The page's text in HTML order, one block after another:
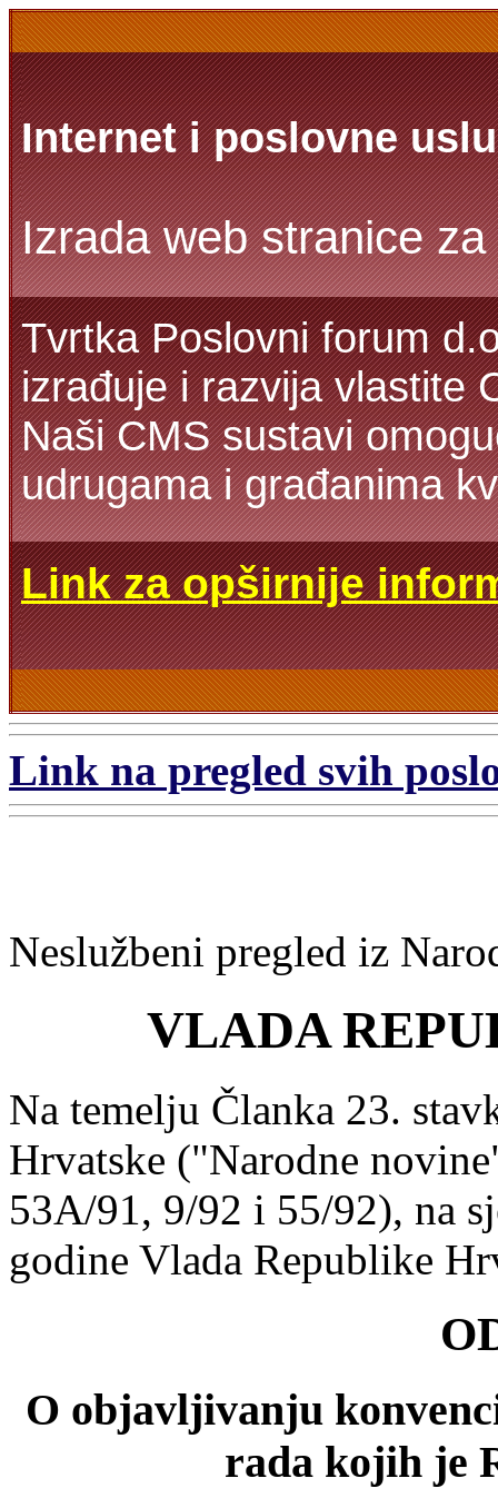
Internet i poslovne
Izrada web stranice
Tvrtka Poslovni forum
izrađuje i razvija vlastite
Naši CMS sustavi
udrugama i građanima
Link za opširnije
Link na pregled svih
Neslužbeni pregled iz
VLADA
Na temelju Članka 23.
Hrvatske ("Narodne
53A/91, 9/92 i 55/92), na
godine Vlada Republike
O objavljivanju
rada kojih je